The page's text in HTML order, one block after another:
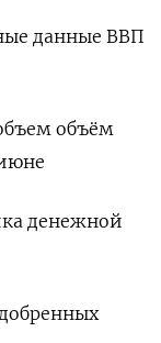
данные ВВП
объём
денежной